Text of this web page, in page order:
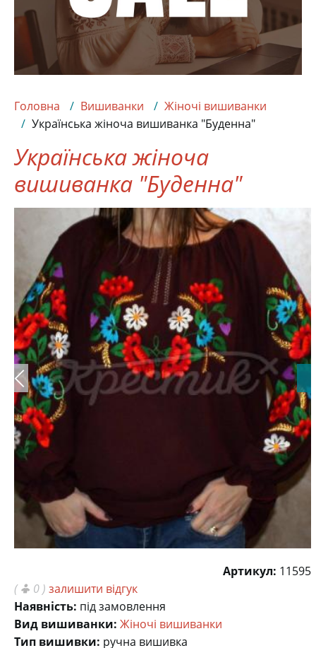
Головна Вишиванки
Жіночі вишиванки
Українська жіноча вишиванка "Буденна"
Українська жіноча
вишиванка "Буденна"
Артикул: 11595
(
0 ) залишити відгук
Наявність: під замовлення
Вид вишиванки: Жіночі вишиванки
Тип вишивки: ручна вишивка